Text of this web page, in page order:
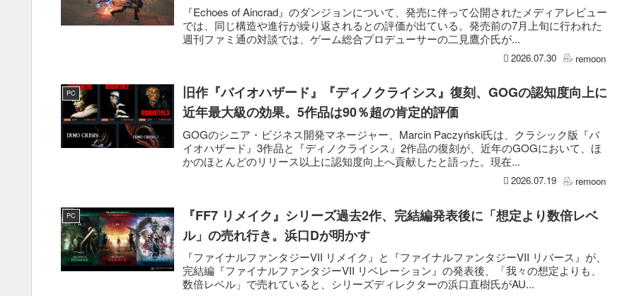
『Echoes of Aincrad』のダンジョンについて、発売に伴って公開されたメディアレビュー
では、同じ構造や進行が繰り返されるとの評価が出ている。発売前の7月上旬に行われた
週刊ファミ通の対談では、ゲーム総合プロデューサーの二見鷹介氏が...
2026.07.30 remoon
PC
旧作『バイオハザード』『ディノクライシス』復刻、GOGの認知度向上に
近年最大級の効果。5作品は90％超の肯定的評価
GOGのシニア・ビジネス開発マネージャー、Marcin Paczyński氏は、クラシック版『バ
イオハザード』3作品と『ディノクライシス』2作品の復刻が、近年のGOGにおいて、ほ
かのほとんどのリリース以上に認知度向上へ貢献したと語った。現在...
2026.07.19 remoon
PC
『FF7 リメイク』シリーズ過去2作、完結編発表後に「想定より数倍レベ
ル」の売れ行き。浜口Dが明かす
『ファイナルファンタジーVII リメイク』と『ファイナルファンタジーVII リバース』が、
完結編『ファイナルファンタジーVII リベレーション』の発表後、「我々の想定よりも、
数倍レベル」で売れていると、シリーズディレクターの浜口直樹氏がAU...